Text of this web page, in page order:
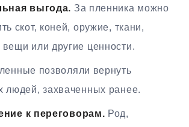
выгода. За пленника можно
скот, коней, оружие, ткани,
или другие ценности.
позволяли вернуть
людей, захваченных ранее.
к переговорам. Род,